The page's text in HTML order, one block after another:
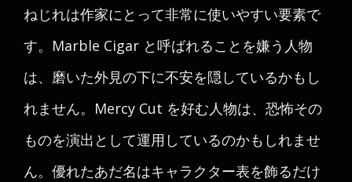
ねじれは作家にとって非常に使いやすい要素で
す。Marble Cigar と呼ばれることを嫌う人物
は、磨いた外見の下に不安を隠しているかもし
れません。Mercy Cut を好む人物は、恐怖その
ものを演出として運用しているのかもしれませ
ん。優れたあだ名はキャラクター表を飾るだけ